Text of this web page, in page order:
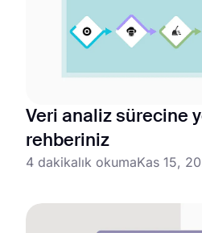
Veri analiz sürecine
rehberiniz
4 dakikalık okumaKas 15,